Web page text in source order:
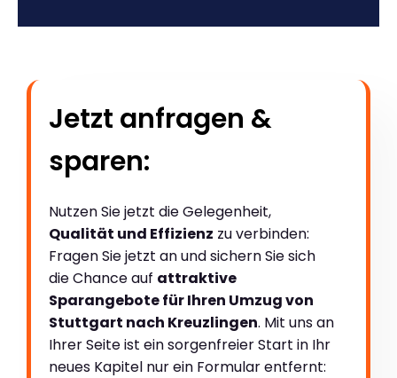
Jetzt anfragen &
sparen:
Nutzen Sie jetzt die Gelegenheit,
Qualität und Effizienz zu verbinden:
Fragen Sie jetzt an und sichern Sie sich
die Chance auf attraktive
Sparangebote für Ihren Umzug von
Stuttgart nach Kreuzlingen. Mit uns an
Ihrer Seite ist ein sorgenfreier Start in Ihr
neues Kapitel nur ein Formular entfernt: